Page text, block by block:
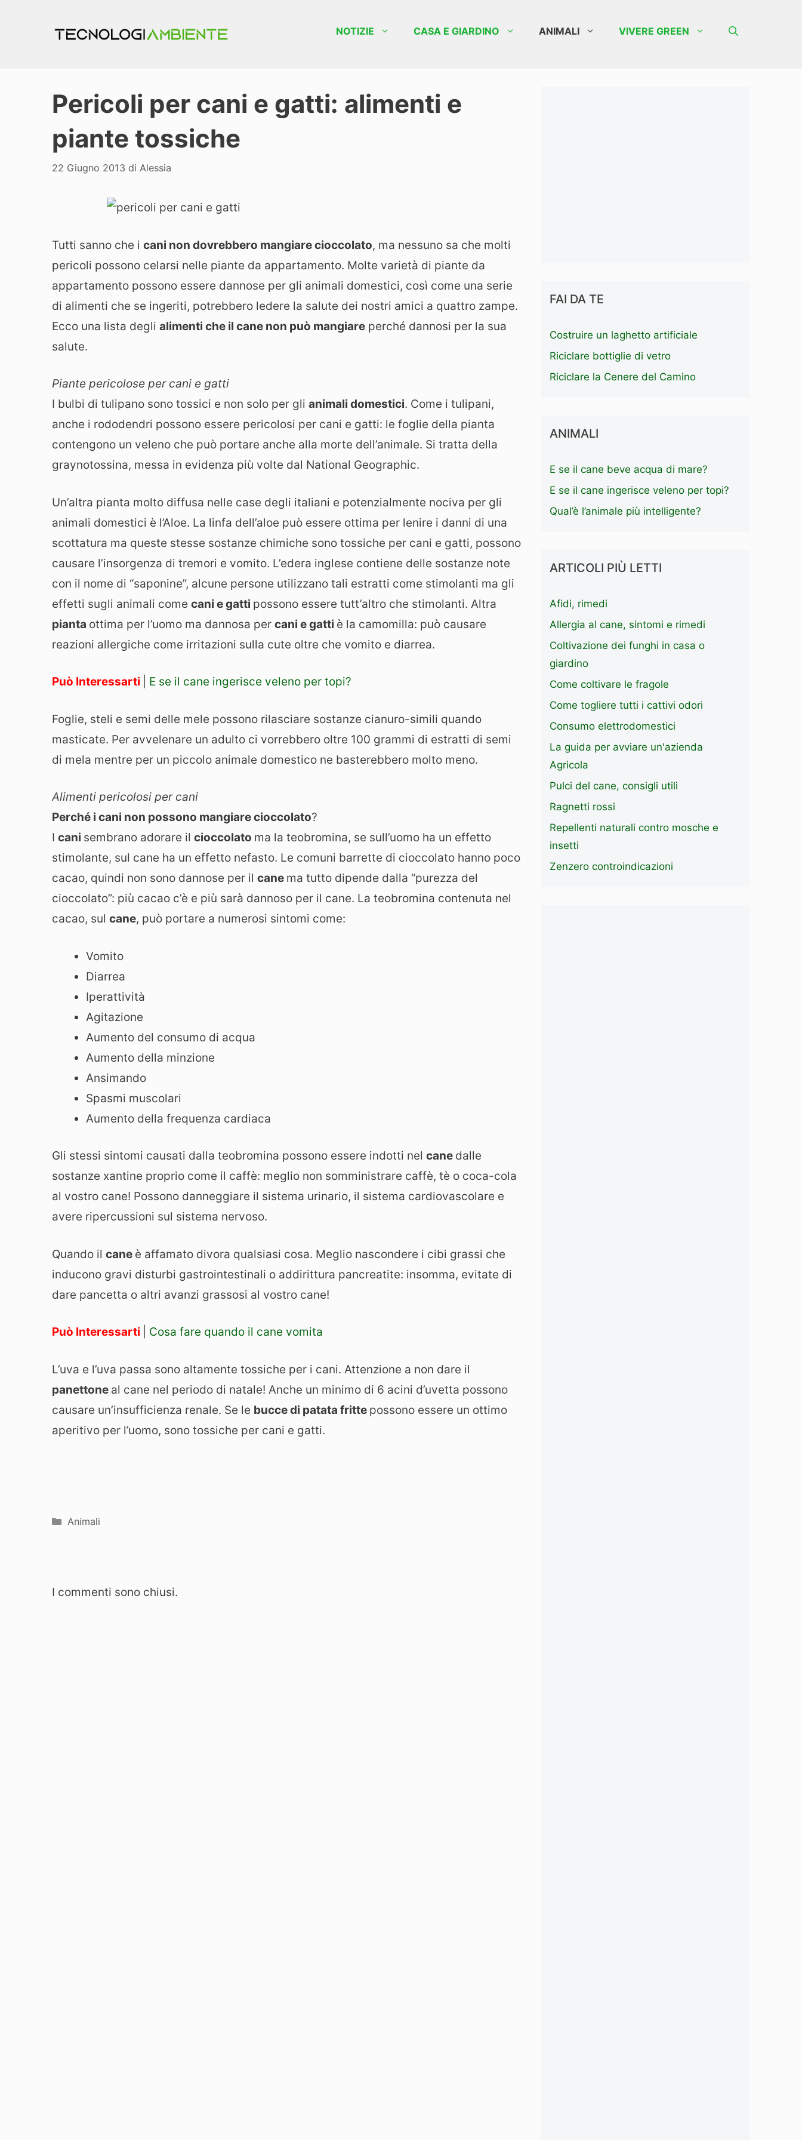
NOTIZIE CASA E GIARDINO ANIMALI VIVERE GREEN
Pericoli per cani e gatti: alimenti e
piante tossiche
22 Giugno 2013 di Alessia
Tutti sanno che i cani non dovrebbero mangiare cioccolato, ma nessuno sa che molti
pericoli possono celarsi nelle piante da appartamento. Molte varietà di piante da
appartamento possono essere dannose per gli animali domestici, così come una serie
di alimenti che se ingeriti, potrebbero ledere la salute dei nostri amici a quattro zampe.
Ecco una lista degli alimenti che il cane non può mangiare perché dannosi per la sua
salute.
Piante pericolose per cani e gatti
I bulbi di tulipano sono tossici e non solo per gli animali domestici. Come i tulipani,
anche i rododendri possono essere pericolosi per cani e gatti: le foglie della pianta
contengono un veleno che può portare anche alla morte dell’animale. Si tratta della
graynotossina, messa in evidenza più volte dal National Geographic.
Un’altra pianta molto diffusa nelle case degli italiani e potenzialmente nociva per gli
animali domestici è l’Aloe. La linfa dell’aloe può essere ottima per lenire i danni di una
scottatura ma queste stesse sostanze chimiche sono tossiche per cani e gatti, possono
causare l’insorgenza di tremori e vomito. L’edera inglese contiene delle sostanze note
con il nome di “saponine”, alcune persone utilizzano tali estratti come stimolanti ma gli
effetti sugli animali come cani e gatti possono essere tutt’altro che stimolanti. Altra
pianta ottima per l’uomo ma dannosa per cani e gatti è la camomilla: può causare
reazioni allergiche come irritazioni sulla cute oltre che vomito e diarrea.
Può Interessarti E se il cane ingerisce veleno per topi?
Foglie, steli e semi delle mele possono rilasciare sostanze cianuro-simili quando
masticate. Per avvelenare un adulto ci vorrebbero oltre 100 grammi di estratti di semi
di mela mentre per un piccolo animale domestico ne basterebbero molto meno.
Alimenti pericolosi per cani
Perché i cani non possono mangiare cioccolato?
I cani sembrano adorare il cioccolato ma la teobromina, se sull’uomo ha un effetto
stimolante, sul cane ha un effetto nefasto. Le comuni barrette di cioccolato hanno poco
cacao, quindi non sono dannose per il cane ma tutto dipende dalla “purezza del
cioccolato”: più cacao c’è e più sarà dannoso per il cane. La teobromina contenuta nel
cacao, sul cane, può portare a numerosi sintomi come:
Vomito
Diarrea
Iperattività
Agitazione
Aumento del consumo di acqua
Aumento della minzione
Ansimando
Spasmi muscolari
Aumento della frequenza cardiaca
Gli stessi sintomi causati dalla teobromina possono essere indotti nel cane dalle
sostanze xantine proprio come il caffè: meglio non somministrare caffè, tè o coca-cola
al vostro cane! Possono danneggiare il sistema urinario, il sistema cardiovascolare e
avere ripercussioni sul sistema nervoso.
Quando il cane è affamato divora qualsiasi cosa. Meglio nascondere i cibi grassi che
inducono gravi disturbi gastrointestinali o addirittura pancreatite: insomma, evitate di
dare pancetta o altri avanzi grassosi al vostro cane!
Può Interessarti Cosa fare quando il cane vomita
L’uva e l’uva passa sono altamente tossiche per i cani. Attenzione a non dare il
panettone al cane nel periodo di natale! Anche un minimo di 6 acini d’uvetta possono
causare un’insufficienza renale. Se le bucce di patata fritte possono essere un ottimo
aperitivo per l’uomo, sono tossiche per cani e gatti.
Categorie
Animali
I commenti sono chiusi.
FAI DA TE
Costruire un laghetto artificiale
Riciclare bottiglie di vetro
Riciclare la Cenere del Camino
ANIMALI
E se il cane beve acqua di mare?
E se il cane ingerisce veleno per topi?
Qual’è l’animale più intelligente?
ARTICOLI PIÙ LETTI
Afidi, rimedi
Allergia al cane, sintomi e rimedi
Coltivazione dei funghi in casa o
giardino
Come coltivare le fragole
Come togliere tutti i cattivi odori
Consumo elettrodomestici
La guida per avviare un'azienda
Agricola
Pulci del cane, consigli utili
Ragnetti rossi
Repellenti naturali contro mosche e
insetti
Zenzero controindicazioni